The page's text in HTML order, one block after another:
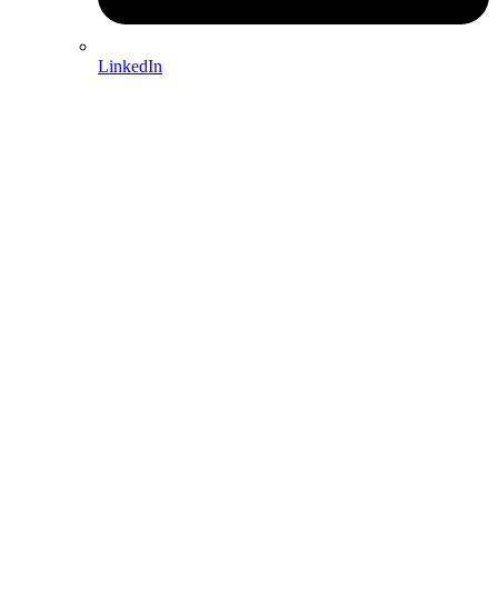
LinkedIn